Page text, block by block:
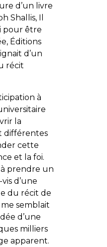
d’un livre
Shallis, Il
pour être
Éditions
d’un
récit
à
la
différentes
cette
et la foi.
prendre un
d’une
du récit de
me semblait
d’une
milliers
apparent.